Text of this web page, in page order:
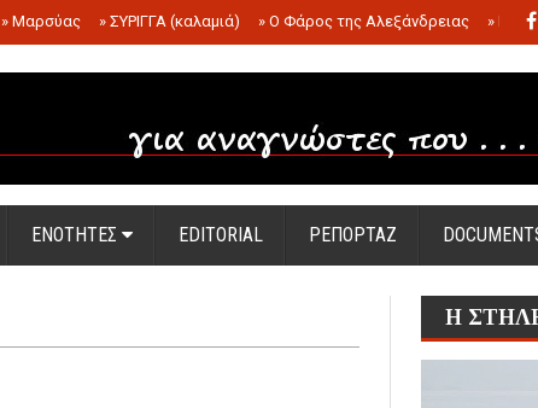
» Μαρσύας » ΣΥΡΙΓΓΑ (καλαμιά) » Ο Φάρος της Αλεξάνδρειας » Η
ΕΝΟΤΗΤΕΣ EDITORIAL ΡΕΠΟΡΤΑΖ
Η